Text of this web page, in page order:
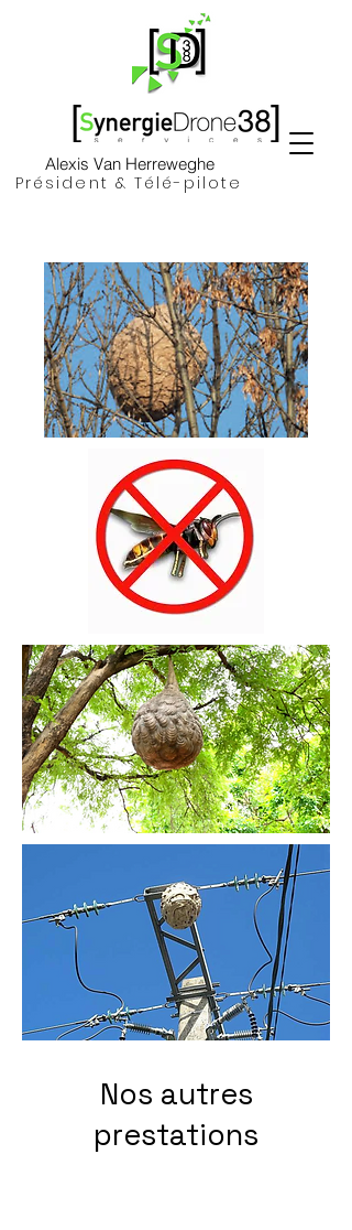
Alexis Van Herreweghe
Président & Télé-pilote
Nos autres
prestations